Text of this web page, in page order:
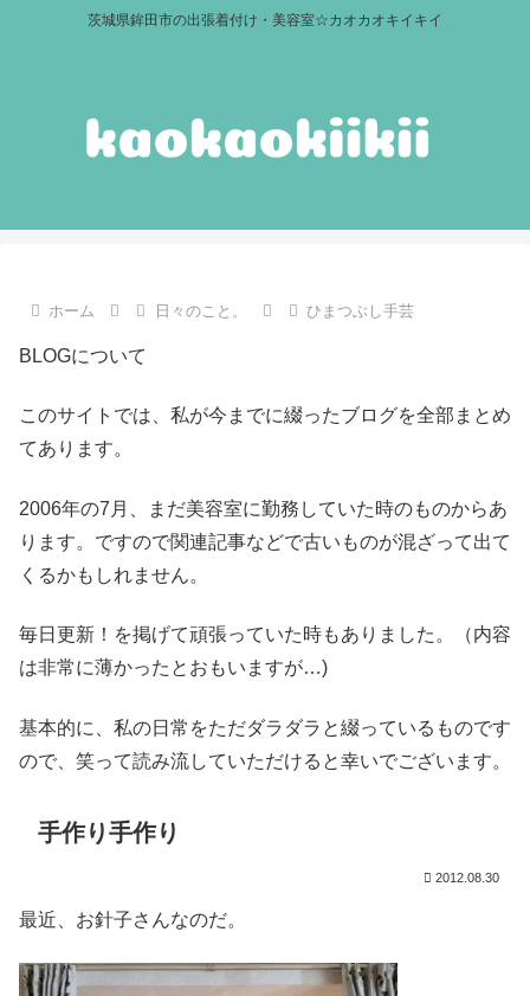
茨城県鉾田市の出張着付け・美容室☆カオカオキイキイ
ホーム 日々のこと。 ひまつぶし手芸
BLOGについて
このサイトでは、私が今までに綴ったブログを全部まとめ
てあります。
2006年の7月、まだ美容室に勤務していた時のものからあ
ります。ですので関連記事などで古いものが混ざって出て
くるかもしれません。
毎日更新！を掲げて頑張っていた時もありました。（内容
は非常に薄かったとおもいますが…)
基本的に、私の日常をただダラダラと綴っているものです
ので、笑って読み流していただけると幸いでございます。
手作り手作り
2012.08.30
最近、お針子さんなのだ。